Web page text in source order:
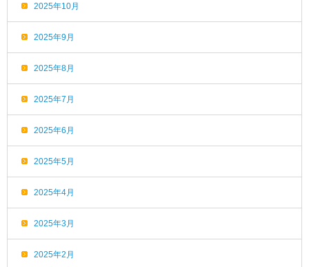
2025年10月
2025年9月
2025年8月
2025年7月
2025年6月
2025年5月
2025年4月
2025年3月
2025年2月